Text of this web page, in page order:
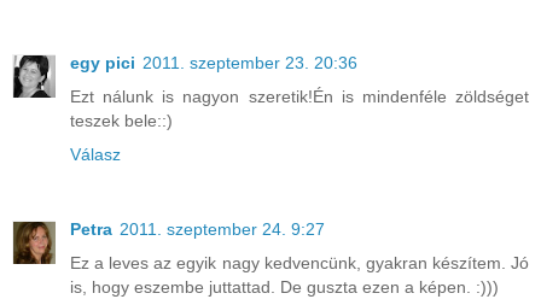
egy pici 2011. szeptember 23. 20:36
Ezt nálunk is nagyon szeretik!Én is mindenféle zöldséget
teszek bele::)
Válasz
Petra 2011. szeptember 24. 9:27
Ez a leves az egyik nagy kedvencünk, gyakran készítem. Jó
is, hogy eszembe juttattad. De guszta ezen a képen. :)))